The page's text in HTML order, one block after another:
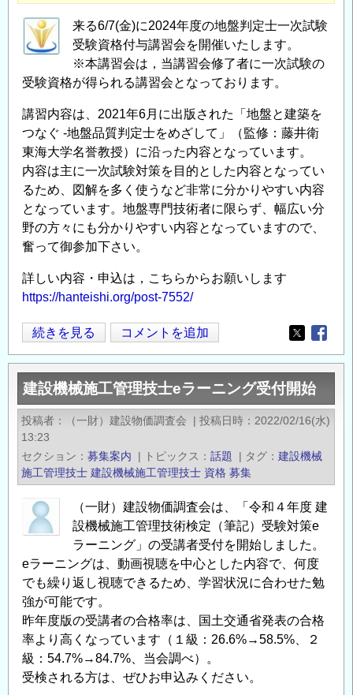
品
質
判
士
一
次
試
験
受
験
資
格
与
講
習
会
（オ
ン
ラ
イ
ン）」
開
催
の
お
知
ら
せ
の
来る6/7(金)に2024年度の地盤判定士一次試験
受験資格付与講習会を開催いたします。
※本講習会は，当講習会修了者に一次試験の
受験資格が得られる講習会となっております。
講習内容は、2021年6月に出版された「地盤と建築を
つなぐ -地盤品質判定士をめざして」（監修：藤井衛
東海大学名誉教授）に沿った内容となっています。
内容は主に一次試験対策を目的とした内容となってい
るため、図解を多く使うなど非常に分かりやすい内容
となっています。地盤専門技術者に限らず、幅広い分
野の方々にも分かりやすい内容となっていますので、
奮って御参加下さい。
詳しい内容・申込は，こちらからお願いします
https://hanteishi.org/post-7552/
6/7(金)
「2024
年
度
地
盤
品
質
定
次
試
験
受
験
資
格
続きを見る コメントを追加
Opens in
建設機械施工管理技士eラーニング受付開始
投稿者 （一財）建設物価調査会 | 投稿日時
2022/02/16(水)
13:23
セクション
募集案内 | トピックス 話題 | タグ
建設機械
施工管理技士 建設機械施工管理技士 資格 募集
（一財）建設物価調査会は、「令和４年度 建
設機械施工管理技術検定（筆記）受験対策e
ラーニング」の受講者受付を開始しました。
eラーニングは、動画視聴を中心とした内容で、何度
でも繰り返し視聴できるため、学習状況に合わせた勉
強が可能です。
昨年度版の受講者の合格率は、国土交通省発表の合格
率より高くなっています（１級：26.6%→58.5%、２
級：54.7%→84.7%、当会調べ）。
受検される方は、ぜひお申込みください。